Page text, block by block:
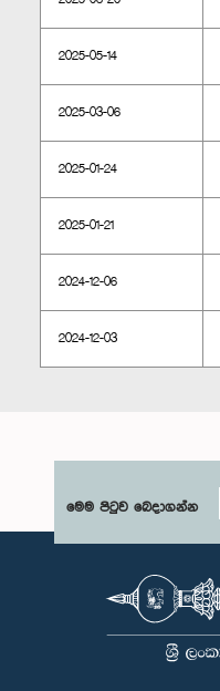
2025-05-14
2025-03-06
2025-01-24
2025-01-21
2024-12-06
2024-12-03
මෙම පිටුව බෙදාගන්න